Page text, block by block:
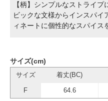
【柄】シンプルなストライ
ビックな文様からインスパイ
ィネートに個性的なスパイス
サイズ(cm)
サイズ 着丈(BC)
F 64.6